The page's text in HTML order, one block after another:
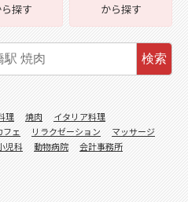
探す
から探す
検索
理 焼肉
イタリア料理
ェ リラクゼーション
マッサージ
児科 動物病院
会計事務所